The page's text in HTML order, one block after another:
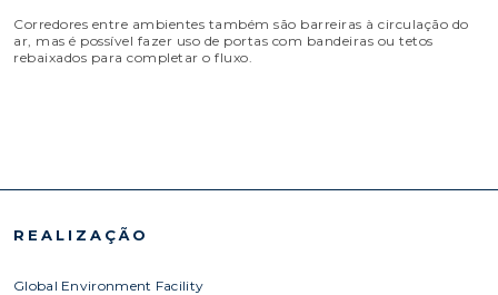
Corredores entre ambientes também são barreiras à circulação do
ar, mas é possível fazer uso de portas com bandeiras ou tetos
rebaixados para completar o fluxo.
REALIZAÇÃO
Global Environment Facility